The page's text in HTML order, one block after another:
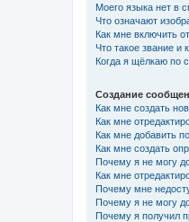
Моего языка нет в
Что означают
Как мне включить
Что такое звание и
Когда я щёлкаю по
Создание
Как мне создать
Как мне
Как мне добавить
Как мне создать
Почему я не могу
Как мне
Почему мне
Почему я не могу
Почему я получил